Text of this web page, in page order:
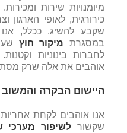
מיומנויות שירות
כירורגית, לאופי הארגון
שקבע להשיג. ככלל,
במסגרת מיקור חוץ
לחברות בינוניות
אוהבים את אלה שרק
היישום הבקרה
אנו אוהבים לקחת
שקשור לשיפור מערכי